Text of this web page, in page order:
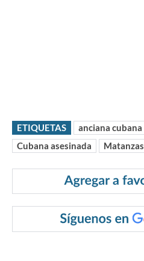
ETIQUETAS anciana cubana
Cubana asesinada
Matanzas